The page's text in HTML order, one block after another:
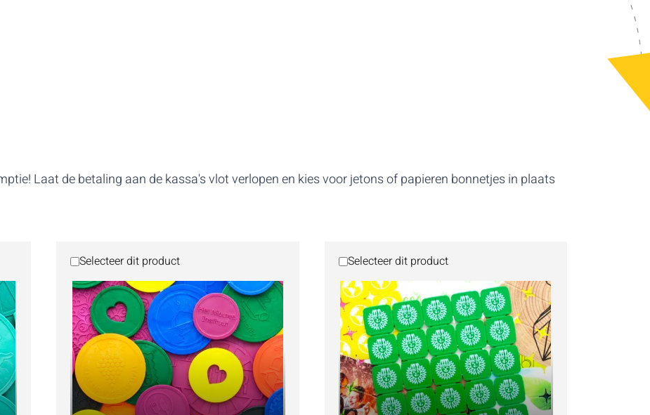
Laat de betaling aan de kassa's vlot verlopen en kies voor jetons of papieren bonnetjes in plaats
Selecteer dit product Selecteer dit product